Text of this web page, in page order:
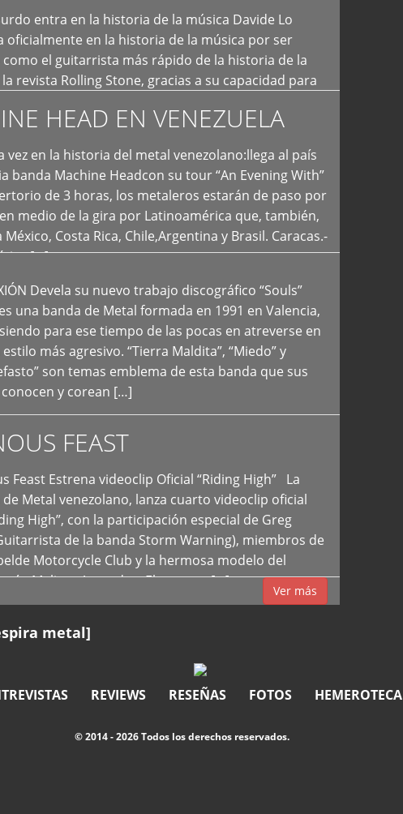
entra en la historia de la música Davide Lo
oficialmente en la historia de la música por ser
el guitarrista más rápido de la historia de la
revista Rolling Stone, gracias a su capacidad para
HEAD EN VENEZUELA
vez en la historia del metal venezolano:llega al país
banda Machine Headcon su tour “An Evening With”
de 3 horas, los metaleros estarán de paso por
medio de la gira por Latinoamérica que, también,
México, Costa Rica, Chile,Argentina y Brasil. Caracas.-
[…]
Devela su nuevo trabajo discográfico “Souls”
una banda de Metal formada en 1991 en Valencia,
para ese tiempo de las pocas en atreverse en
más agresivo. “Tierra Maldita”, “Miedo” y
son temas emblema de esta banda que sus
y corean […]
FEAST
Feast Estrena videoclip Oficial “Riding High” La
Metal venezolano, lanza cuarto videoclip oficial
High”, con la participación especial de Greg
de la banda Storm Warning), miembros de
Motorcycle Club y la hermosa modelo del
Melissa Acevedo. El potente […]
Ver más
metal]
REVIEWS RESEÑAS FOTOS HEMEROTECA
© 2014 - 2026 Todos los derechos reservados.